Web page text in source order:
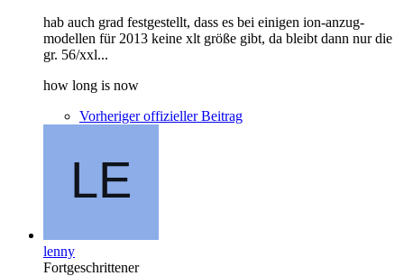
hab auch grad festgestellt, dass es bei einigen ion-anzug-
modellen für 2013 keine xlt größe gibt, da bleibt dann nur die
gr. 56/xxl...
how long is now
Vorheriger offizieller Beitrag
lenny
Fortgeschrittener